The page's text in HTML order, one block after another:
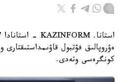
كونگرەسى وتەدى.